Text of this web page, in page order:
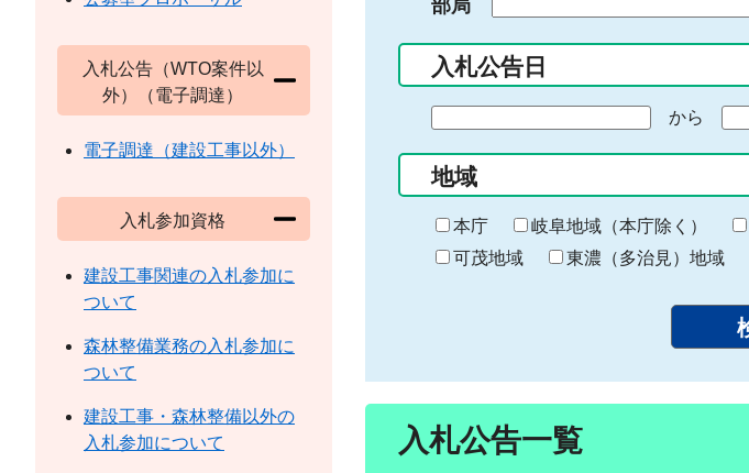
入
力
部局
入札公告日
の
始
ま
り
から
終
わ
り
地域
本庁 岐阜地域（本庁除く）
可茂地域
東濃（多治見）地域
入札公告一覧
入札公告（WTO案件以
外）（電子調達）
電子調達（建設工事以外）
入札参加資格
建設工事関連の入札参加に
ついて
森林整備業務の入札参加に
ついて
建設工事・森林整備以外の
入札参加について